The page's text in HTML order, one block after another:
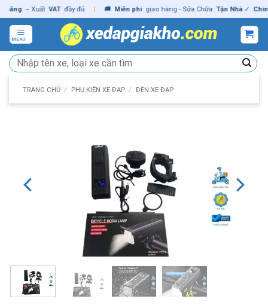
Skip
to
content
– Xuất VAT đầy đủ | 🚚 Miễn phí giao hàng - Sửa Chữa Tận Nhà ✓ Chính
MENU
Tìm
kiếm:
TRANG CHỦ / PHỤ KIỆN XE ĐẠP / ĐÈN XE ĐẠP